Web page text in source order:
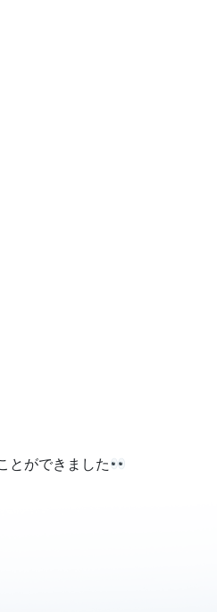
とができました